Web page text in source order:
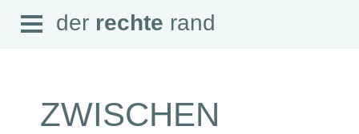
der rechte rand
Open
Menu
der rechte rand
ZWISCHEN